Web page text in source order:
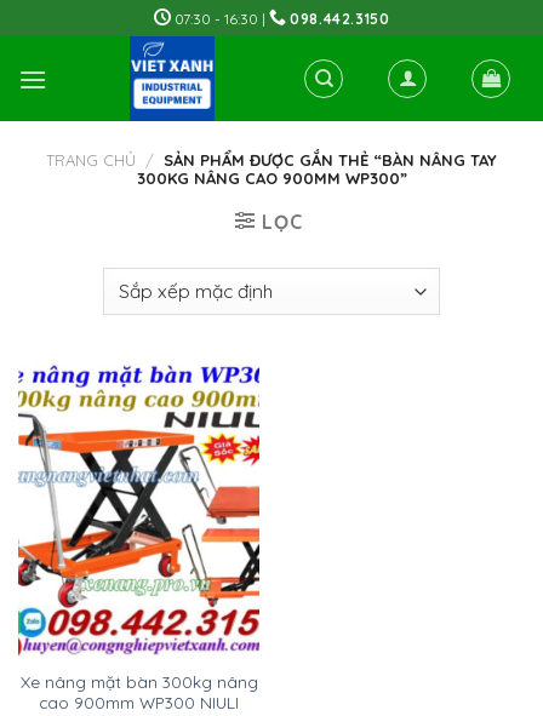
to
content
07:30 - 16:30 | 098.442.3150
TRANG CHỦ / SẢN PHẨM ĐƯỢC GẮN THẺ “BÀN NÂNG TAY
300KG NÂNG CAO 900MM WP300”
LỌC
Xe nâng mặt bàn 300kg nâng
cao 900mm WP300 NIULI